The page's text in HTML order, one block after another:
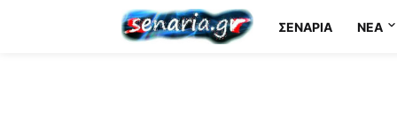
ΣΕΝΆΡΙΑ NEA